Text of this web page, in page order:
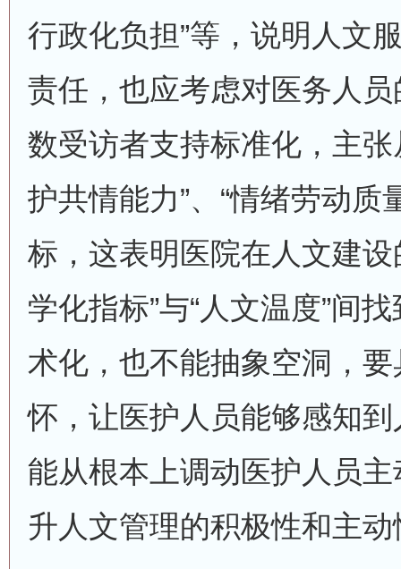
行政化负担”等，说明人文
责任，也应考虑对医务人
数受访者支持标准化，主张
护共情能力”、“情绪劳动质
标，这表明医院在人文建
学化指标”与“人文温度”间
术化，也不能抽象空洞，
怀，让医护人员能够感知
能从根本上调动医护人员
升人文管理的积极性和主动